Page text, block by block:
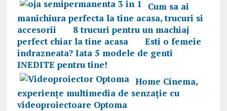
Cum sa ai
manichiura perfecta la tine acasa, trucuri si
accesorii
8 trucuri pentru un machiaj
perfect chiar la tine acasa
Esti o femeie
indrazneata? Iata 5 modele de genti
INEDITE pentru tine!
Home Cinema,
experienţe multimedia de senzație cu
videoproiectoare Optoma